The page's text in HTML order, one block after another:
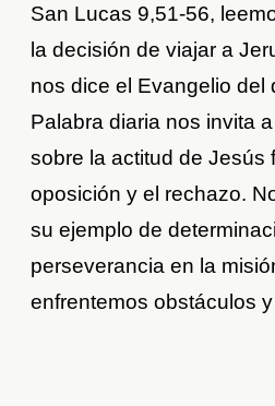
San Lucas 9,51-56,
la decisión de viajar a
nos dice el Evangelio del
Palabra diaria nos invita
sobre la actitud de Jesús
oposición y el rechazo.
su ejemplo de
perseverancia en la
enfrentemos obstáculos